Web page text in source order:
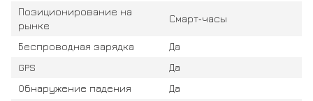
Позиционирование на
рынке
Смарт‑часы
Беспроводная зарядка
Да
GPS
Да
Обнаружение падения
Да